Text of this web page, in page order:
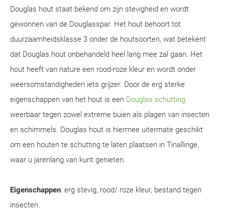
Douglas hout staat bekend om zijn stevigheid en wordt
gewonnen van de Douglasspar. Het hout behoort tot
duurzaamheidsklasse 3 onder de houtsoorten, wat betekent
dat Douglas hout onbehandeld heel lang mee zal gaan. Het
hout heeft van nature een rood-roze kleur en wordt onder
weersomstandigheden iets grijzer. Door de erg sterke
eigenschappen van het hout is een Douglas schutting
weerbaar tegen zowel extreme buien als plagen van insecten
en schimmels. Douglas hout is hiermee uitermate geschikt
om een houten te schutting te laten plaatsen in Tinallinge,
waar u jarenlang van kunt genieten.
Eigenschappen: erg stevig, rood/ roze kleur, bestand tegen
insecten.